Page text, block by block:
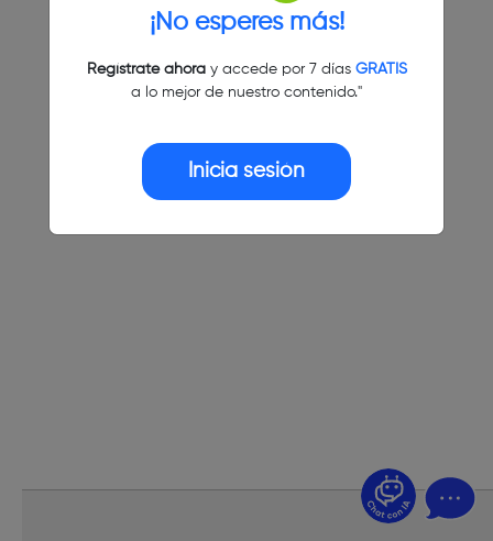
¡No esperes más!
Regístrate ahoray accede por 7 días GRATIS
a lo mejor de nuestro contenido."
Inicia sesión